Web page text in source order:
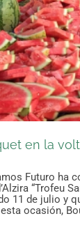
en la
Futuro ha
“Trofeu
11 de julio y
ocasión,